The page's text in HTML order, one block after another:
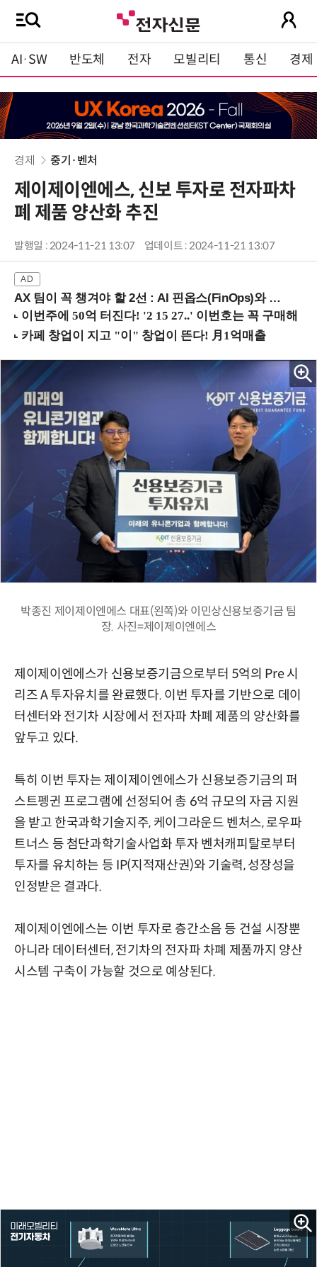
AI·SW 반도체 전자 모빌리티 통신 경제
경제 중기·벤처
제이제이엔에스, 신보 투자로 전자파차
폐 제품 양산화 추진
발행일 : 2024-11-21 13:07 업데이트 : 2024-11-21 13:07
AX 팀이 꼭 챙겨야 할 2선 : AI 핀옵스(FinOps)와 토큰 거버넌스 (8/21 잠실역)
박종진 제이제이엔에스 대표(왼쪽)와 이민상신용보증기금 팀
장. 사진=제이제이엔에스
제이제이엔에스가 신용보증기금으로부터 5억의 Pre 시
리즈 A 투자유치를 완료했다. 이번 투자를 기반으로 데이
터센터와 전기차 시장에서 전자파 차폐 제품의 양산화를
앞두고 있다.
특히 이번 투자는 제이제이엔에스가 신용보증기금의 퍼
스트펭귄 프로그램에 선정되어 총 6억 규모의 자금 지원
을 받고 한국과학기술지주, 케이그라운드 벤처스, 로우파
트너스 등 첨단과학기술사업화 투자 벤처캐피탈로부터
투자를 유치하는 등 IP(지적재산권)와 기술력, 성장성을
인정받은 결과다.
제이제이엔에스는 이번 투자로 층간소음 등 건설 시장뿐
아니라 데이터센터, 전기차의 전자파 차폐 제품까지 양산
시스템 구축이 가능할 것으로 예상된다.